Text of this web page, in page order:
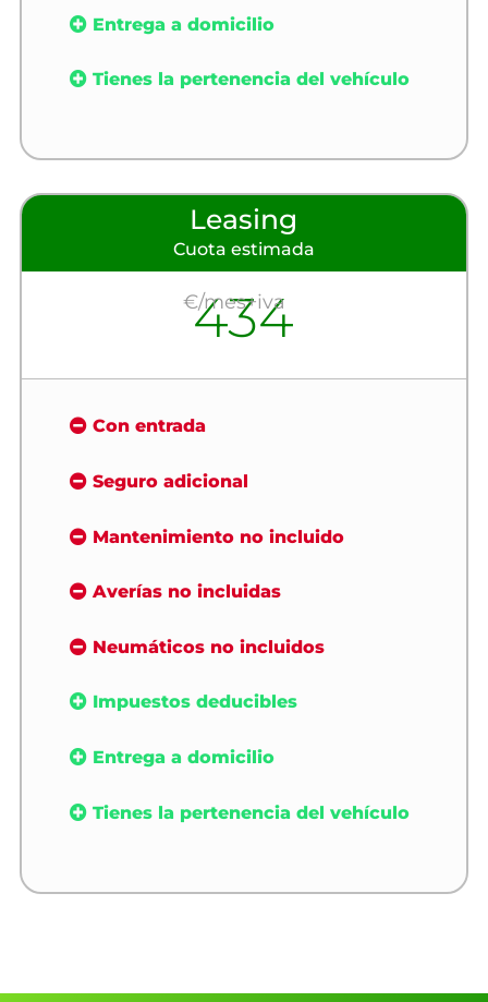
Entrega a domicilio
Tienes la pertenencia del vehículo
Leasing
Cuota estimada
€/mes+iva
434
Con entrada
Seguro adicional
Mantenimiento no incluido
Averías no incluidas
Neumáticos no incluidos
Impuestos deducibles
Entrega a domicilio
Tienes la pertenencia del vehículo